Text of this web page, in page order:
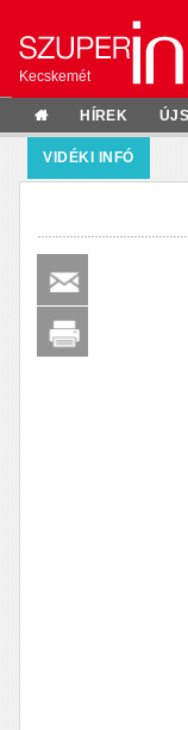
Kecskemét
HÍREK
VIDÉKI INFÓ